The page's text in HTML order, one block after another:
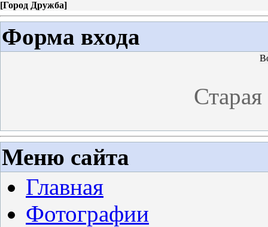
[Город Дружба]
Форма входа
Меню сайта
Главная
Фотографии